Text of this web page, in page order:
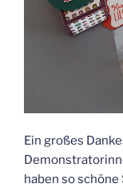
Ein großes
haben so